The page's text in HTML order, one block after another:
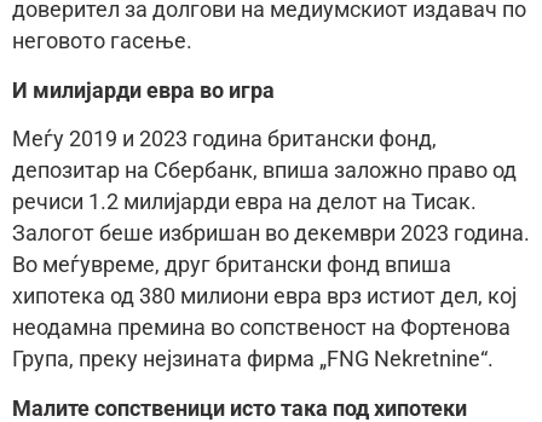
доверител за долгови на медиумскиот издавач по
неговото гасење.
И милијарди евра во игра
Меѓу 2019 и 2023 година британски фонд,
депозитар на Сбербанк, впиша заложно право од
речиси 1.2 милијарди евра на делот на Тисак.
Залогот беше избришан во декември 2023 година.
Во меѓувреме, друг британски фонд впиша
хипотека од 380 милиони евра врз истиот дел, кој
неодамна премина во сопственост на Фортенова
Група, преку нејзината фирма „FNG Nekretnine“.
Малите сопственици исто така под хипотеки